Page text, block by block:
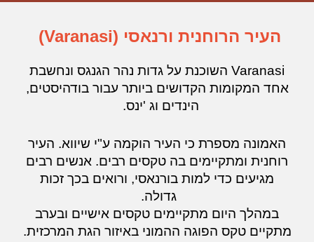
העיר הרוחנית ורנאסי (Varanasi)
Varanasi השוכנת על גדות נהר הגנגס ונחשבת
אחד המקומות הקדושים ביותר עבור בודהיסטים,
הינדים וג 'ינס.
האמונה מספרת כי העיר הוקמה ע"י שיווא. העיר
רוחנית ומתקיימים בה טקסים רבים. אנשים רבים
מגיעים כדי למות בורנאסי, ורואים בכך זכות
גדולה.
במהלך היום מתקיימים טקסים אישיים ובערב
מתקיים טקס הפוגה ההמוני באיזור הגת המרכזית.